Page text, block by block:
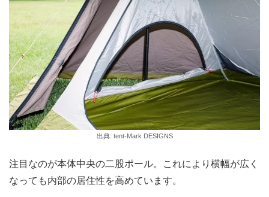
出典: tent-Mark DESIGNS
注目なのが本体中央の二股ポール。これにより横幅が広く
なっても内部の居住性を高めています。